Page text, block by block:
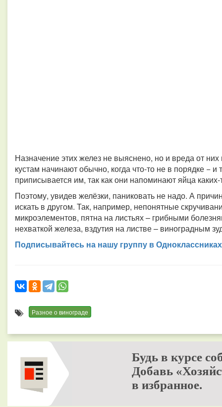
Назначение этих желез не выяснено, но и вреда от них
кустам начинают обычно, когда что-то не в порядке −
приписывается им, так как они напоминают яйца
Поэтому, увидев желёзки, паниковать не надо. А
искать в другом. Так, например, непонятные
микроэлементов, пятна на листьях – грибными
нехваткой железа, вздутия на листве – виноградным
Подписывайтесь на нашу группу в Одноклассниках
Разное о винограде
Будь в курсе
Добавь
в избранное.